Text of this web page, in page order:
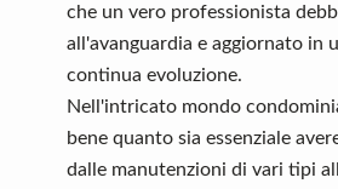
che un vero professionista
all'avanguardia e aggiornato in
continua evoluzione.
Nell'intricato mondo
bene quanto sia essenziale
dalle manutenzioni di vari tipi